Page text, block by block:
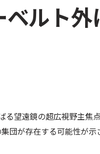
ベルト
る望遠鏡の超広視野主焦
団が存在する可能性が